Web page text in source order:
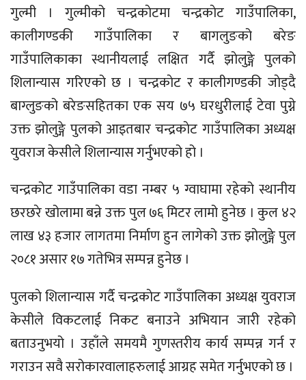
गुल्मी । गुल्मीको चन्द्रकाेटमा चन्द्रकाेट गाउँपालिका,
कालीगण्डकी गाउँपालिका र बागलुङको बरेङ
गाउँपालिकाका स्थानीयलाई लक्षित गर्दै झाेलुङ्गे पुलको
शिलान्यास गरिएको छ । चन्द्रकाेट र कालीगण्डकी जाेड्दै
बाग्लुङको बरेङसहितका एक सय ७५ घरधुरीलाई टेवा पुग्ने
उक्त झाेलुङ्गे पुलको आइतबार चन्द्रकाेट गाउँपालिका अध्यक्ष
युवराज केसीले शिलान्यास गर्नुभएको हो ।
चन्द्रकोट गाउँपालिका वडा नम्बर ५ ग्वाघामा रहेको स्थानीय
छरछरे खोलामा बन्ने उक्त पुल ७६ मिटर लामो हुनेछ । कुल ४२
लाख ४३ हजार लागतमा निर्माण हुन लागेको उक्त झोलुङ्गे पुल
२०८१ असार १७ गतेभित्र सम्पन्न हुनेछ ।
पुलकाे शिलान्यास गर्दै चन्द्रकाेट गाउँपालिका अध्यक्ष युवराज
केसीले विकटलाई निकट बनाउने अभियान जारी रहेको
बताउनुभयो । उहाँले समयमै गुणस्तरीय कार्य सम्पन्न गर्न र
गराउन सवै सरोकारवालाहरुलाई आग्रह समेत गर्नुभएकाे छ ।